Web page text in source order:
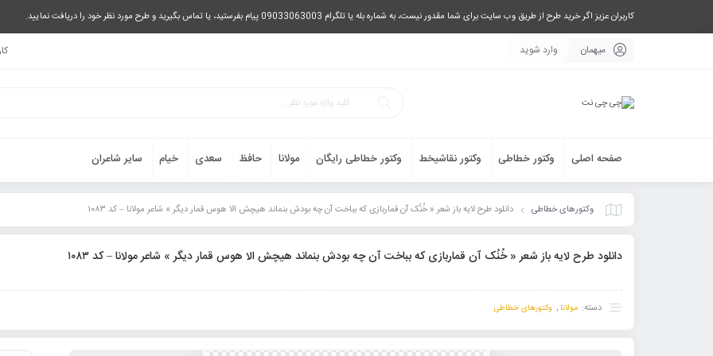
کاربران عزیز اگر خرید طرح از طریق وب سایت برای شما مقدور نیست، به شماره بله یا تلگرام 09033063003 پیام بفرستید، یا تماس بگیرید و طرح مورد نظر خود را دریافت نمایید.
میهمان وارد شوید
صفحه اصلی وکتور خطاطی وکتور نقاشیخط وکتور خطاطی رایگان مولانا حافظ سعدی خیام سایر شاعران
وکتورهای خطاطی دانلود طرح لایه باز شعر « خُنُک آن قماربازی که بباخت آن چه بودش بنماند هیچش الا هوس قمار دیگر » شاعر مولانا – کد ۱۰۸۳
دانلود طرح لایه باز شعر « خُنُک آن قماربازی که بباخت آن چه بودش بنماند هیچش الا هوس قمار دیگر » شاعر مولانا – کد ۱۰۸۳
دسته: مولانا , وکتورهای خطاطی